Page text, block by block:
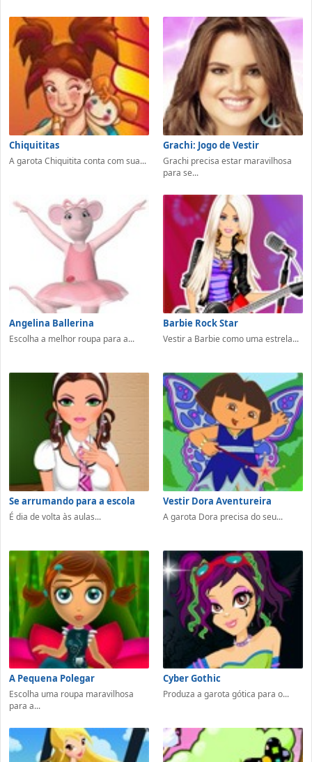
Chiquititas
A garota Chiquitita conta com sua...
Grachi: Jogo de Vestir
Grachi precisa estar maravilhosa
para se...
Angelina Ballerina
Escolha a melhor roupa para a...
Barbie Rock Star
Vestir a Barbie como uma estrela...
Se arrumando para a escola
É dia de volta às aulas...
Vestir Dora Aventureira
A garota Dora precisa do seu...
A Pequena Polegar
Escolha uma roupa maravilhosa
para a...
Cyber Gothic
Produza a garota gótica para o...